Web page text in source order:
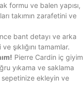
formu ve balen yapısı,
takımın zarafetini ve
bant detayı ve arka
şıklığını tamamlar.
Pierre Cardin iç giyim
yıkama ve saklama
sepetinize ekleyin ve